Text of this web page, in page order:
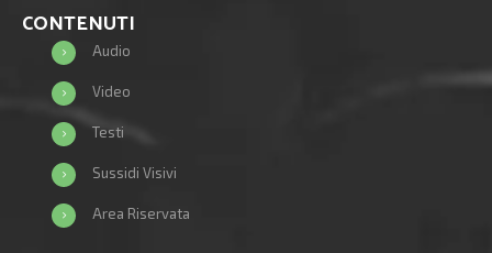
CONTENUTI
Audio
Video
Testi
Sussidi Visivi
Area Riservata